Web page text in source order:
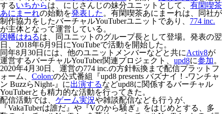
するいちからは、にじさんじの妹分ユニットとして、 有閑喫茶
あにまーれの始動を発表した。有閑喫茶あにまーれは、同社が
制作協力をしたバーチャルYouTuberユニットであり、 774 inc.
が主体となって運営している。
因幡はねるは、同ユニットのグループ長として登場。発表の翌
日、2018年6月9日にYouTubeで活動を開始した。
同年8月30日には、他のユニットメンバーなどと共にActiv8が
運営するバーチャルYouTuber関連プロジェクト、 upd8に参加。
2020年4月30日、運営の774 inc.の方針転換まで配信プラットフ
ォーム、 Colon:の公式番組『upd8 presents バズナイ！-ワンチャ
ン BuzzらNight-』に出演するなどupd8に関係するバーチャル
YouTuberとも精力的な活動を行ってきた。
配信活動では、 ゲーム実況や雑談配信なども行うが、
『VakaTuberは誰だ』や『Vのから騒ぎ』をはじめとする、多